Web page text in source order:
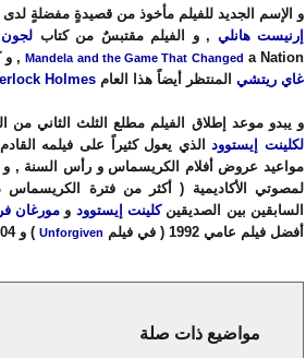
و الإسم الجديد للفيلم مأخوذ من قصيدةٍ مفضلةٍ لدى
إرنيست هانلي , و الفيلم مقتبسٌ من كتاب لجون
Mandela and the Game That Changed a Nation , و كتب سيناريو الفيلم
غاي ريتشي المنتظر أيضاً هذا العام Holmes
و يبدو موعد إطلاق الفيلم مطلع الثلث الثاني من
لكلينت إيستوودالذي يعول كثيراً على فيلمه
مواعيد عروض أفلام الكريسماس و رأس السنة , و
لمصوتي الأكاديمية ( أكثر من فترة الكريسماس
السابقين بين الصديقينكلينت إيستوود و مورغان
أفضل فيلم عامي 1992 ( في فيلم
Unforgiven ) و 2004 ( في فيلم
مواضيع ذات صلة